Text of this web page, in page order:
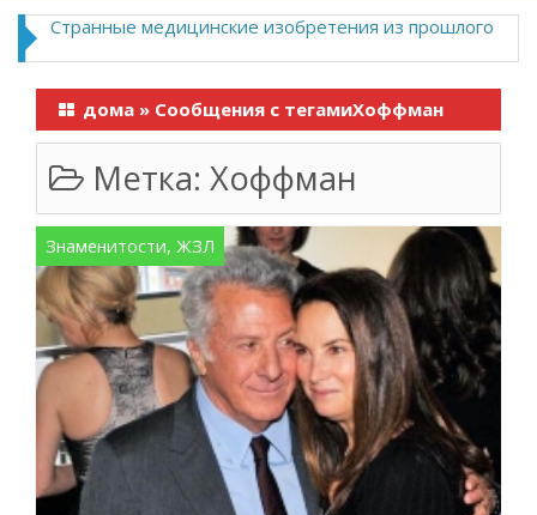
Странные медицинские изобретения из прошлого
дома » Сообщения с тегамиХоффман
Метка: Хоффман
Знаменитости, ЖЗЛ